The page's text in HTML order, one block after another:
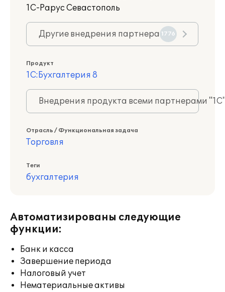
1С-Рарус Севастополь
Другие внедрения партнера 1776
Продукт
1С:Бухгалтерия 8
Внедрения продукта всеми партнерами
Отрасль / Функциональная задача
Торговля
Теги
бухгалтерия
Автоматизированы следующие
функции:
Банк и касса
Завершение периода
Налоговый учет
Нематериальные активы